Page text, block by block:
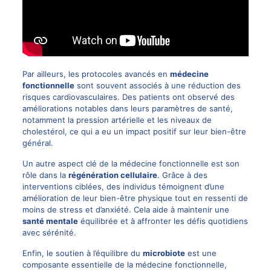
Par ailleurs, les protocoles avancés en médecine
fonctionnellesont souvent associés à une réduction des
risques cardiovasculaires. Des patients ont observé des
améliorations notables dans leurs paramètres de santé,
notamment la pression artérielle et les niveaux de
cholestérol, ce qui a eu un impact positif sur leur bien-être
général.
Un autre aspect clé de la médecine fonctionnelle est son
rôle dans la régénération cellulaire. Grâce à des
interventions ciblées, des individus témoignent d’une
amélioration de leur bien-être physique tout en ressenti de
moins de stress et d’anxiété. Cela aide à maintenir une
santé mentaleéquilibrée et à affronter les défis quotidiens
avec sérénité.
Enfin, le soutien à l’équilibre du microbioteest une
composante essentielle de la médecine fonctionnelle,